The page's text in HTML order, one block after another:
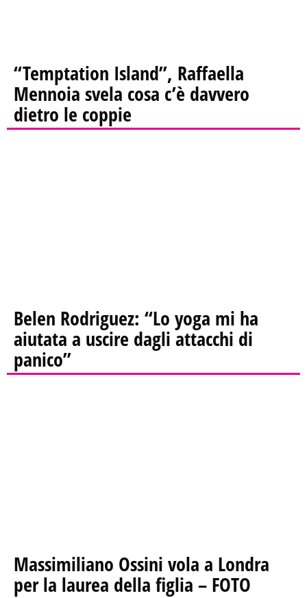
“Temptation Island”, Raffaella
Mennoia svela cosa c’è davvero
dietro le coppie
Belen Rodriguez: “Lo yoga mi ha
aiutata a uscire dagli attacchi di
panico”
Massimiliano Ossini vola a Londra
per la laurea della figlia – FOTO